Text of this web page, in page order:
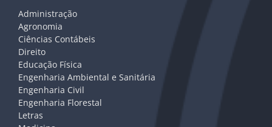
Administração
Agronomia
Ciências Contábeis
Direito
Educação Física
Engenharia Ambiental e Sanitária
Engenharia Civil
Engenharia Florestal
Letras